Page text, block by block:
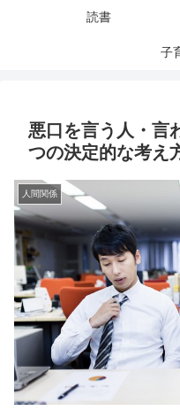
読書
子
悪口を言う人・言
つの決定的な考え
人間関係